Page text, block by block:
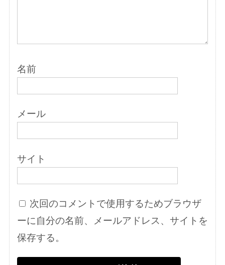
名前
メール
サイト
次回のコメントで使用するためブラウザ
ーに自分の名前、メールアドレス、サイトを
保存する。